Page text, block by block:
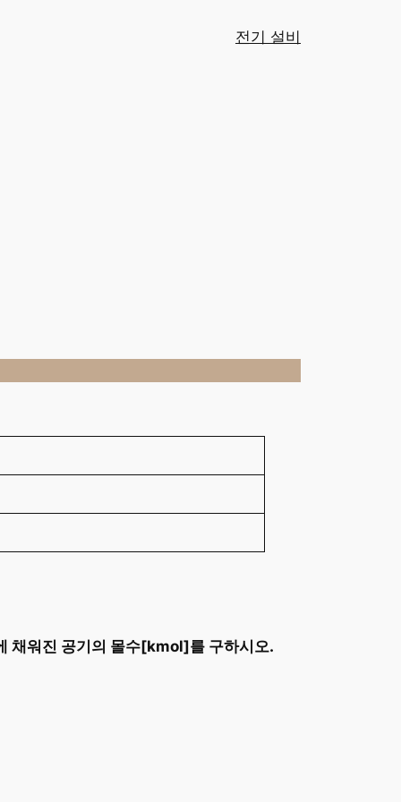
전기 설비
채워진 공기의 몰수[kmol]를 구하시오.